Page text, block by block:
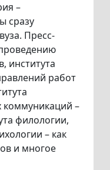
–
сразу
Пресс-
института
работ
–
филологии,
– как
и многое